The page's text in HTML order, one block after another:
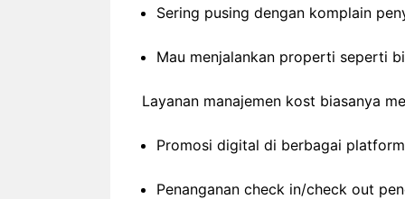
Sering pusing dengan komplain
Mau menjalankan properti seperti
Layanan manajemen kost biasanya
Promosi digital di berbagai
Penanganan check in/check out